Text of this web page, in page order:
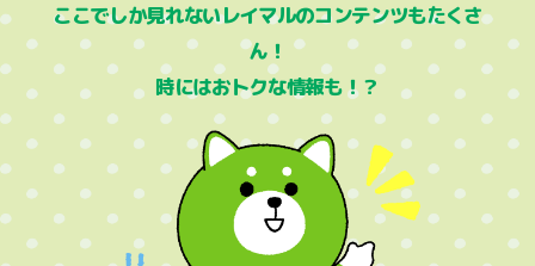
ここでしか見れないレイマルのコンテンツもたくさ
ん！
時にはおトクな情報も！？